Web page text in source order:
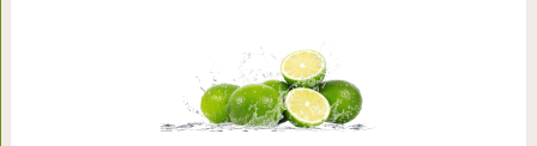
этот мир не